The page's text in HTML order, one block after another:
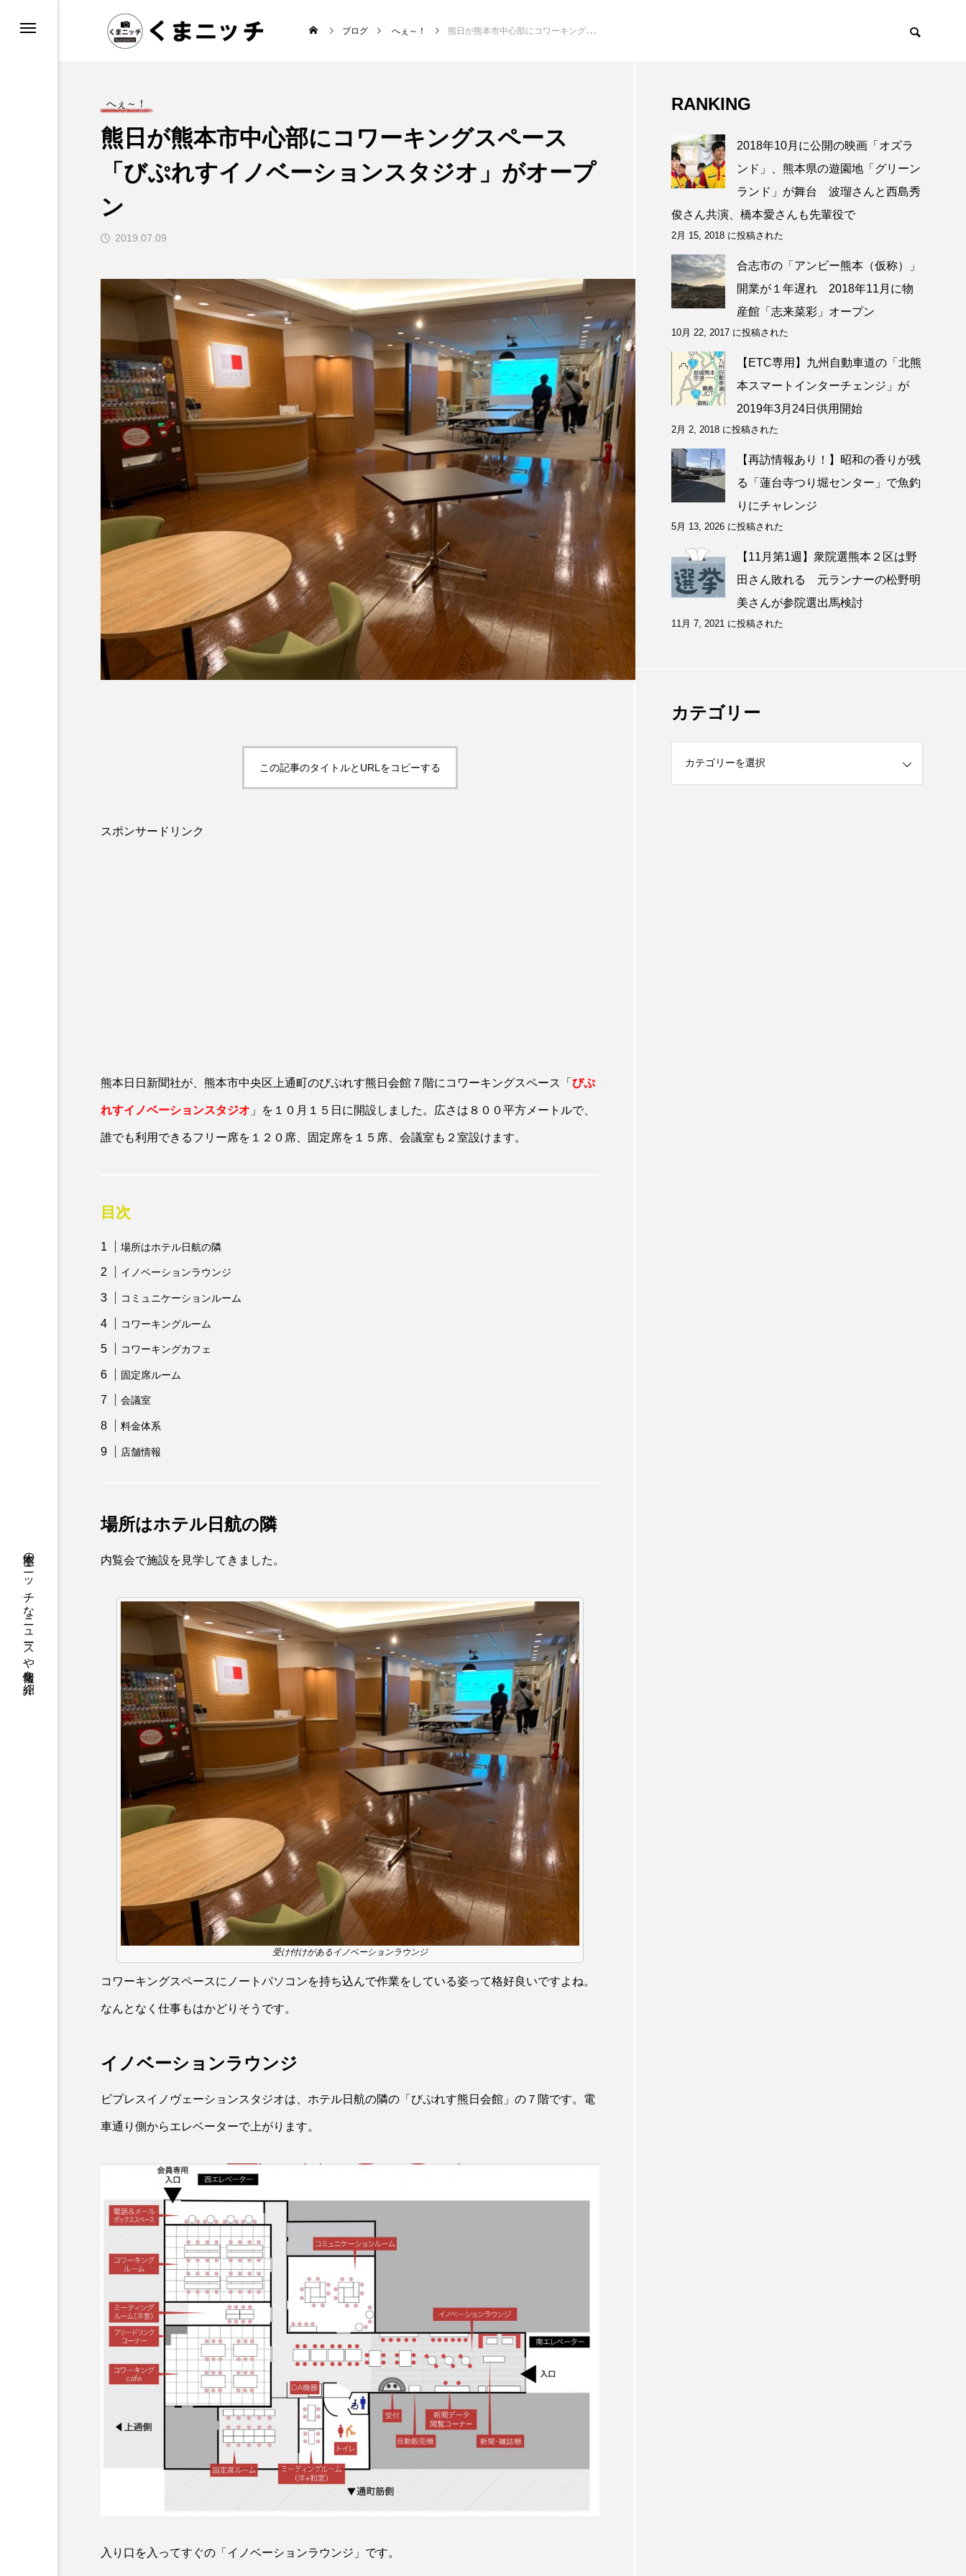
熊本のニッチなニュースや情報を紹介
ブログ へぇ～！ 熊日が熊本市中心部にコワーキングスペース「びぷれすイノベーションスタジオ」がオープン
へぇ～！
熊日が熊本市中心部にコワーキングスペース
「びぷれすイノベーションスタジオ」がオープ
ン
2019.07.09
この記事のタイトルとURLをコピーする
スポンサードリンク
熊本日日新聞社が、熊本市中央区上通町のびぷれす熊日会館７階にコワーキングスペース「 びぷ
れすイノベーションスタジオ 」を１０月１５日に開設しました。広さは８００平方メートルで、
誰でも利用できるフリー席を１２０席、固定席を１５席、会議室も２室設けます。
目次
場所はホテル日航の隣
イノベーションラウンジ
コミュニケーションルーム
コワーキングルーム
コワーキングカフェ
固定席ルーム
会議室
料金体系
店舗情報
場所はホテル日航の隣
内覧会で施設を見学してきました。
受け付けがあるイノベーションラウンジ
コワーキングスペースにノートパソコンを持ち込んで作業をしている姿って格好良いですよね。
なんとなく仕事もはかどりそうです。
イノベーションラウンジ
ビプレスイノヴェーションスタジオは、ホテル日航の隣の「びぷれす熊日会館」の７階です。電
車通り側からエレベーターで上がります。
入り口を入ってすぐの「イノベーションラウンジ」です。
RANKING
2018年10月に公開の映画「オズラ
ンド」、熊本県の遊園地「グリーン
ランド」が舞台 波瑠さんと西島秀
俊さん共演、橋本愛さんも先輩役で
2月 15, 2018 に投稿された
合志市の「アンビー熊本（仮称）」
開業が１年遅れ 2018年11月に物
産館「志来菜彩」オープン
10月 22, 2017 に投稿された
【ETC専用】九州自動車道の「北熊
本スマートインターチェンジ」が
2019年3月24日供用開始
2月 2, 2018 に投稿された
【再訪情報あり！】昭和の香りが残
る「蓮台寺つり堀センター」で魚釣
りにチャレンジ
5月 13, 2026 に投稿された
【11月第1週】衆院選熊本２区は野
田さん敗れる 元ランナーの松野明
美さんが参院選出馬検討
11月 7, 2021 に投稿された
カテゴリー